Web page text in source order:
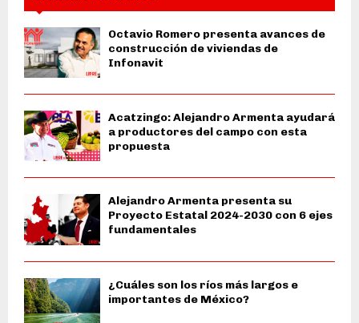
Octavio Romero presenta avances de
construcción de viviendas de
Infonavit
Acatzingo: Alejandro Armenta ayudará
a productores del campo con esta
propuesta
Alejandro Armenta presenta su
Proyecto Estatal 2024-2030 con 6 ejes
fundamentales
¿Cuáles son los ríos más largos e
importantes de México?